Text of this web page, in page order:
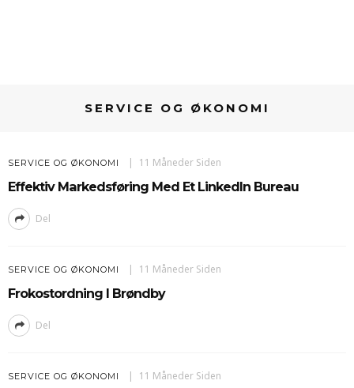
SERVICE OG ØKONOMI
SERVICE OG ØKONOMI 11 Måneder Siden
Effektiv Markedsføring Med Et LinkedIn Bureau
Del
SERVICE OG ØKONOMI 11 Måneder Siden
Frokostordning I Brøndby
Del
SERVICE OG ØKONOMI 11 Måneder Siden